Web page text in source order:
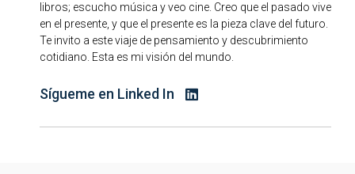
libros; escucho música y veo cine. Creo que el pasado vive
en el presente, y que el presente es la pieza clave del futuro.
Te invito a este viaje de pensamiento y descubrimiento
cotidiano. Esta es mi visión del mundo.
Sígueme en Linked In